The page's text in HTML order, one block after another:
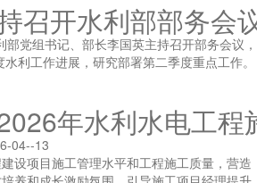
召开水利部部务会议
党组书记、部长李国英主持召开部务会议，
利工作进展，研究部署第二季度重点工作。
年水利水电工程
04--13
设项目施工管理水平和工程施工质量，营造